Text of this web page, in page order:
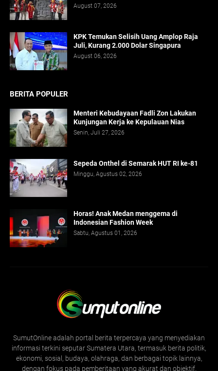
August 07, 2026
KPK Temukan Selisih Uang Amplop Raja
Juli, Kurang 2.000 Dolar Singapura
August 06, 2026
BERITA POPULER
Menteri Kebudayaan Fadli Zon Lakukan
Kunjungan Kerja ke Kepulauan Nias
Senin, Juli 27, 2026
Sepeda Onthel di Semarak HUT RI ke-81
Minggu, Agustus 02, 2026
Horas! Anak Medan menggema di
Indonesian Fashion Week
Sabtu, Agustus 01, 2026
SumutOnline adalah portal berita terpercaya yang menyediakan
informasi terkini seputar Sumatera Utara, termasuk berita politik,
ekonomi, sosial, budaya, olahraga, dan berbagai topik lainnya,
dengan fokus pada pemberitaan yang akurat dan objektif.